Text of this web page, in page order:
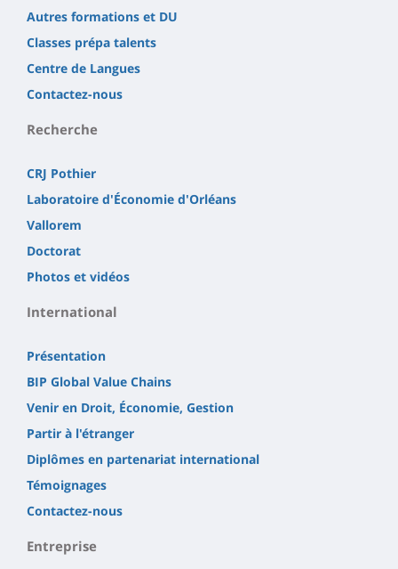
Autres formations et DU
Classes prépa talents
Centre de Langues
Contactez-nous
Recherche
CRJ Pothier
Laboratoire d'Économie d'Orléans
Vallorem
Doctorat
Photos et vidéos
International
Présentation
BIP Global Value Chains
Venir en Droit, Économie, Gestion
Partir à l'étranger
Diplômes en partenariat international
Témoignages
Contactez-nous
Entreprise